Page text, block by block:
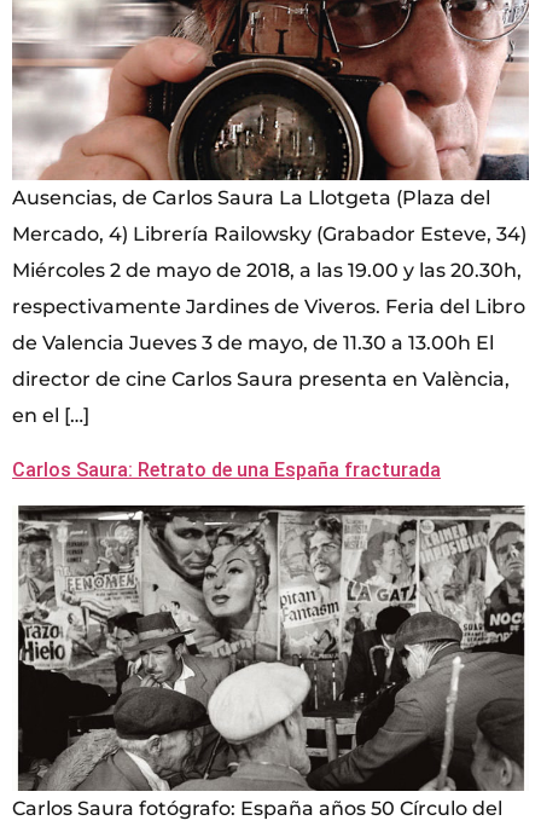
Ausencias, de Carlos Saura La Llotgeta (Plaza del
Mercado, 4) Librería Railowsky (Grabador Esteve, 34)
Miércoles 2 de mayo de 2018, a las 19.00 y las 20.30h,
respectivamente Jardines de Viveros. Feria del Libro
de Valencia Jueves 3 de mayo, de 11.30 a 13.00h El
director de cine Carlos Saura presenta en València,
en el […]
Carlos Saura: Retrato de una España fracturada
Carlos Saura fotógrafo: España años 50 Círculo del